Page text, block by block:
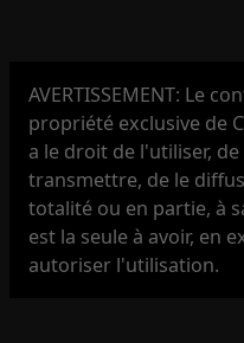
AVERTISSEMENT: Le
propriété exclusive de
a le droit de l'utiliser,
transmettre, de le
totalité ou en partie, à
est la seule à avoir, en
autoriser l'utilisation.